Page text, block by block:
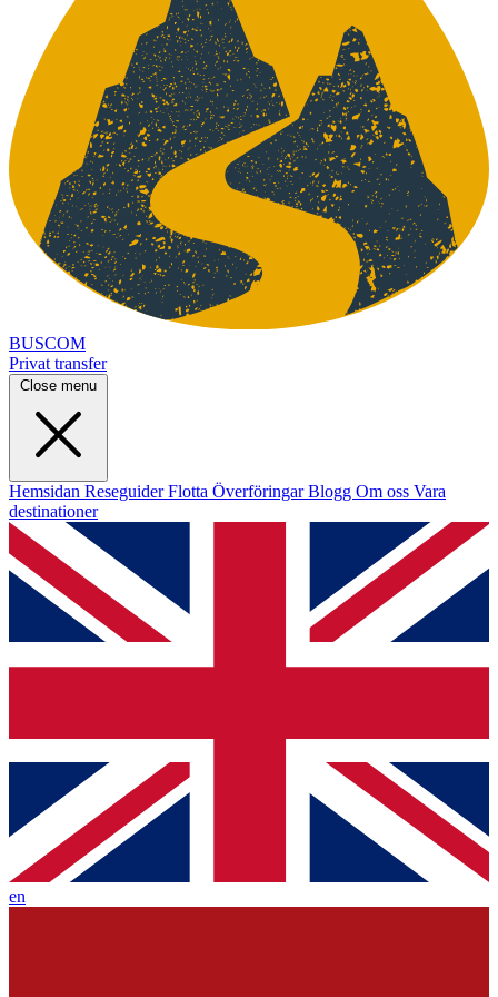
BUSCOM
Privat transfer
Close menu
Hemsidan ReseguiderFlotta ÖverföringarBlogg Om oss Vara
destinationer
en